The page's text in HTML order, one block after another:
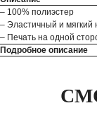
– 100% полиэстер
– Эластичный и мягкий
– Печать на одной
Подробное описание